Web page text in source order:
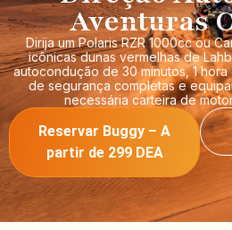
Aventuras
Dirija um Polaris RZR 1000cc ou
icônicas dunas vermelhas de
autocondução de 30 minutos, 1
de segurança completas e
necessária carteira de
Reservar Buggy – A
partir de 299 DEA